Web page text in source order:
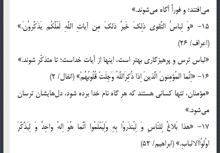
مى‌افتند؛ و فوراً آگاه مى‌شوند.»
15- «وَ لِباسُ التَّقوى ذلِكَ خَيرٌ ذلكَ مِن آياتِ اللَّهِ لَعَلَّكُم يَذَكَّروُنَ.»
(اعراف/ 26)
«لباس ترس و پرهيزگارى بهتر است، اينها از آيات خداست؛ تا متذكّر شوند.»
16- «اِنَّما المُؤمِنونَ الَّذينَ اِذا ذُكِرَاللَّهُ وَجِلَتْ قُلُوبُهُمْ» (انفال/ 2)
«مؤمنان، تنها كسانى هستند كه هر گاه نام خدا برده شود، دل‌هايشان ترسان
مى‌شود.»
17- «هذا بَلاغٌ لِلنّاسِ وَ لِيُنذَروُا بِهِ وَلِيَعْلَمُوا اَنَّما هُوَ اِلهٌ واحِدٌ وَ لِيَذَّكَّرَ
اوُلوُاالالبابِ.» (ابراهيم/ 52)